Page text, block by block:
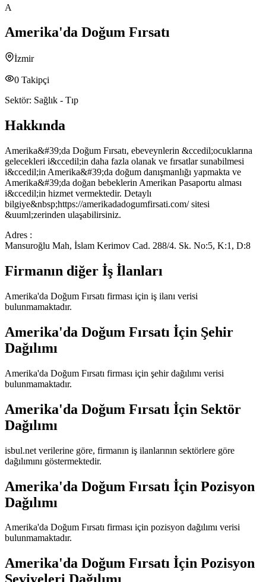
A
Amerika'da Doğum Fırsatı
İzmir
0 Takipçi
Sektör: Sağlık - Tıp
Hakkında
Amerika&#39;da Doğum Fırsatı, ebeveynlerin &ccedil;ocuklarına
gelecekleri i&ccedil;in daha fazla olanak ve fırsatlar sunabilmesi
i&ccedil;in Amerika&#39;da doğum danışmanlığı yapmakta ve
Amerika&#39;da doğan bebeklerin Amerikan Pasaportu alması
i&ccedil;in hizmet vermektedir. Detaylı
bilgiye&nbsp;https://amerikadadogumfirsati.com/ sitesi
&uuml;zerinden ulaşabilirsiniz.
Adres :
Mansuroğlu Mah, İslam Kerimov Cad. 288/4. Sk. No:5, K:1, D:8
Firmanın diğer İş İlanları
Amerika'da Doğum Fırsatı firması için iş ilanı verisi
bulunmamaktadır.
Amerika'da Doğum Fırsatı İçin Şehir
Dağılımı
Amerika'da Doğum Fırsatı firması için şehir dağılımı verisi
bulunmamaktadır.
Amerika'da Doğum Fırsatı İçin Sektör
Dağılımı
isbul.net verilerine göre, firmanın iş ilanlarının sektörlere göre
dağılımını göstermektedir.
Amerika'da Doğum Fırsatı İçin Pozisyon
Dağılımı
Amerika'da Doğum Fırsatı firması için pozisyon dağılımı verisi
bulunmamaktadır.
Amerika'da Doğum Fırsatı İçin Pozisyon